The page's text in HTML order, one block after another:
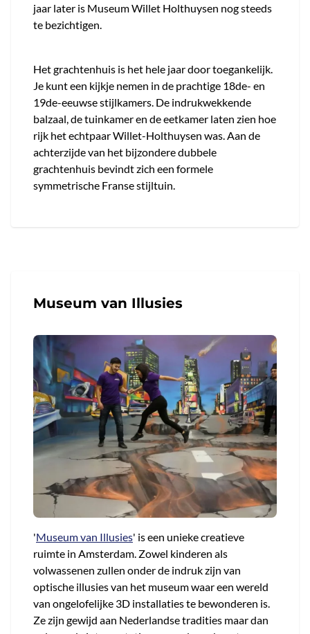
jaar later is Museum Willet Holthuysen nog steeds
te bezichtigen.
Het grachtenhuis is het hele jaar door toegankelijk.
Je kunt een kijkje nemen in de prachtige 18de- en
19de-eeuwse stijlkamers. De indrukwekkende
balzaal, de tuinkamer en de eetkamer laten zien hoe
rijk het echtpaar Willet-Holthuysen was. Aan de
achterzijde van het bijzondere dubbele
grachtenhuis bevindt zich een formele
symmetrische Franse stijltuin.
Museum van Illusies
'Museum van Illusies' is een unieke creatieve
ruimte in Amsterdam. Zowel kinderen als
volwassenen zullen onder de indruk zijn van
optische illusies van het museum waar een wereld
van ongelofelijke 3D installaties te bewonderen is.
Ze zijn gewijd aan Nederlandse tradities maar dan